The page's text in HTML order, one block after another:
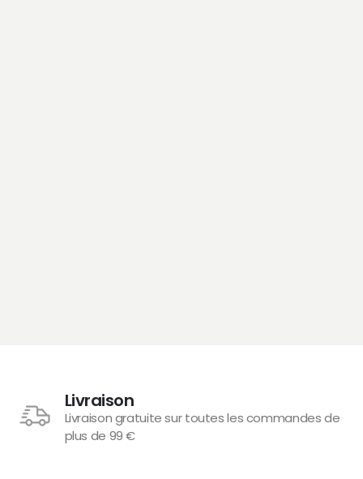
Livraison
Livraison gratuite sur toutes les commandes de
plus de 99 €